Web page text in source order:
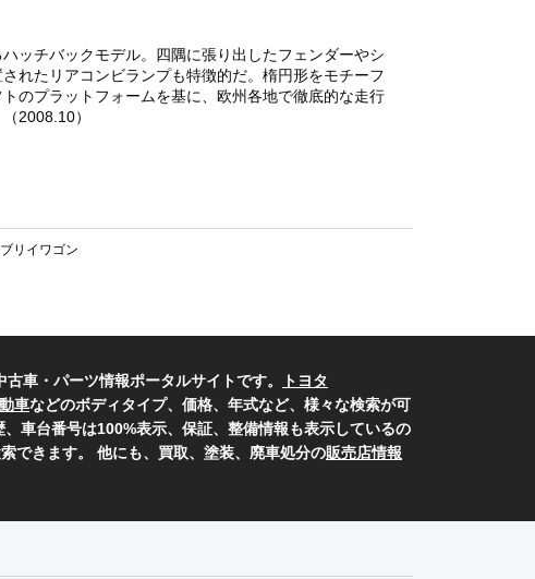
ッチバックモデル。四隅に張り出したフェンダーやシ
れたリアコンビランプも特徴的だ。楕円形をモチーフ
のプラットフォームを基に、欧州各地で徹底的な走行
2008.10）
リイワゴン
車・パーツ情報ポータルサイトです。
トヨタ
車などのボディタイプ、価格、年式など、様々な検索が可
車台番号は100%表示、保証、整備情報も表示しているの
できます。 他にも、買取、塗装、廃車処分の販売店情報